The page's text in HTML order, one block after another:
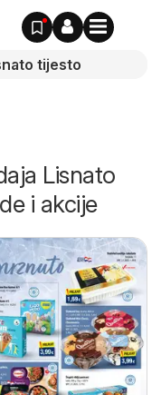
Lisnato
i akcije